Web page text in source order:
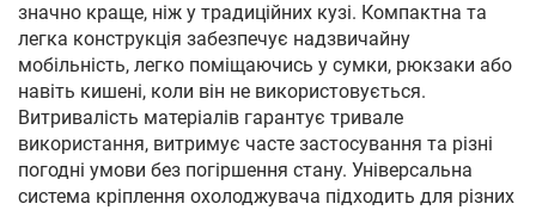
значно краще, ніж у традиційних кузі. Компактна та
легка конструкція забезпечує надзвичайну
мобільність, легко поміщаючись у сумки, рюкзаки або
навіть кишені, коли він не використовується.
Витривалість матеріалів гарантує тривале
використання, витримує часте застосування та різні
погодні умови без погіршення стану. Універсальна
система кріплення охолоджувача підходить для різних